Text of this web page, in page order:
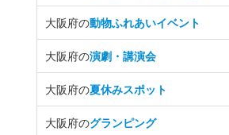
大阪府の動物ふれあいイベント
大阪府の演劇・講演会
大阪府の夏休みスポット
大阪府のグランピング